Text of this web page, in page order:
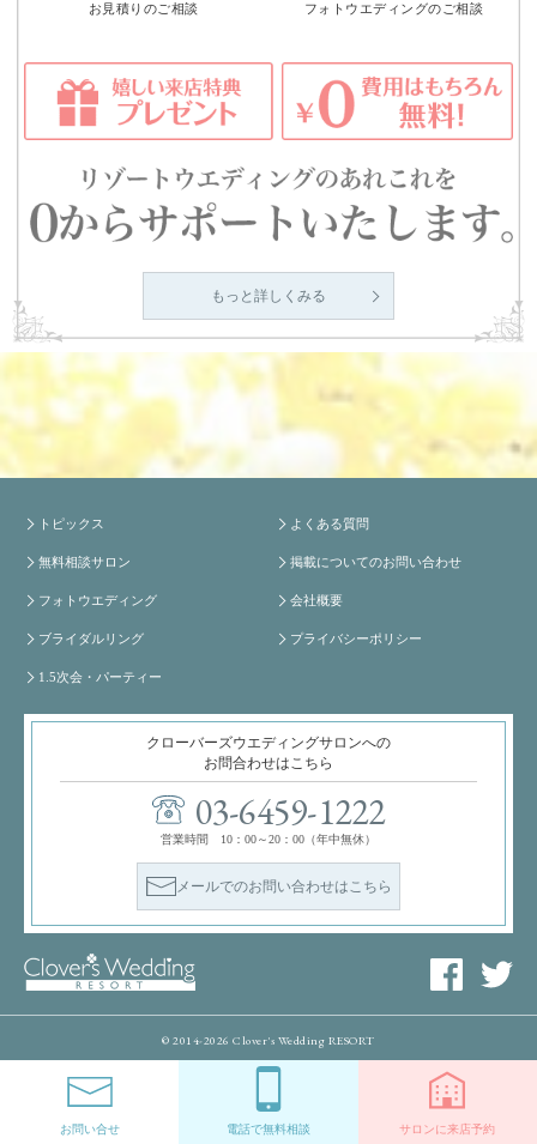
お見積りのご相談 フォトウエディングのご相談
もっと詳しくみる
トピックス
無料相談サロン
フォトウエディング
ブライダルリング
1.5次会・パーティー
よくある質問
掲載についてのお問い合わせ
会社概要
プライバシーポリシー
クローバーズウエディングサロンへの
お問合わせはこちら
03-6459-1222
営業時間 10：00～20：00（年中無休）
メールでのお問い合わせはこちら
© 2014-2026 Clover's Wedding RESORT
お問い合せ 電話で無料相談 サロンに来店予約